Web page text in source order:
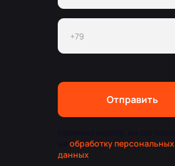
Отправить
обработку персональных
данных